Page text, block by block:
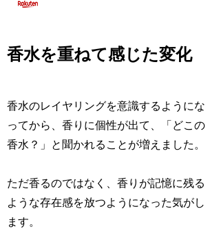
香水を重ねて感じた変化
香水のレイヤリングを意識するようにな
ってから、香りに個性が出て、「どこの
香水？」と聞かれることが増えました。
ただ香るのではなく、香りが記憶に残る
ような存在感を放つようになった気がし
ます。